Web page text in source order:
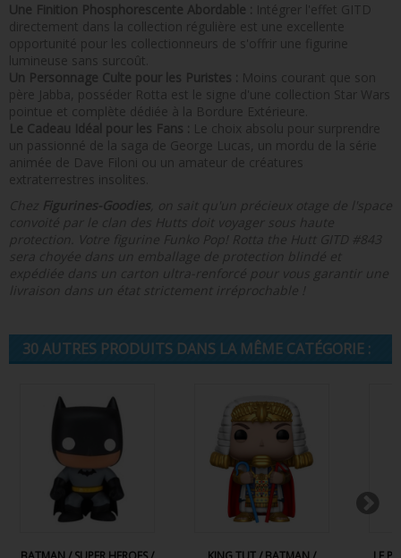
Une Finition Phosphorescente Abordable : Intégrer l'effet GITD
directement dans la collection régulière est une excellente
opportunité pour les collectionneurs de s'offrir une figurine
lumineuse sans surcoût.
Un Personnage Culte pour les Puristes : Moins courant que son
père Jabba, posséder Rotta est le signe d'une collection Star Wars
pointue et complète dédiée à la Bordure Extérieure.
Le Cadeau Idéal pour les Fans : Le choix absolu pour surprendre
un passionné de la saga de George Lucas, un mordu de la série
animée de Dave Filoni ou un amateur de créatures
extraterrestres insolites.
Chez Figurines-Goodies , on sait qu'un précieux otage de l'space
convoité par le clan des Hutts doit voyager sous haute
protection. Votre figurine Funko Pop! Rotta the Hutt GITD #843
sera choyée dans un emballage de protection blindé et
expédiée dans un carton ultra-renforcé pour vous garantir une
livraison dans un état strictement irréprochable !
30 AUTRES PRODUITS DANS LA MÊME CATÉGORIE :